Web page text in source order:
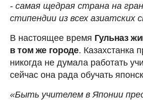
- самая щедрая страна на
стипендии из всех азиатских
В настоящее время Гульназ
в том же городе. Казахстанка
никогда не думала работать
сейчас она рада обучать
«Быть учителем в Японии